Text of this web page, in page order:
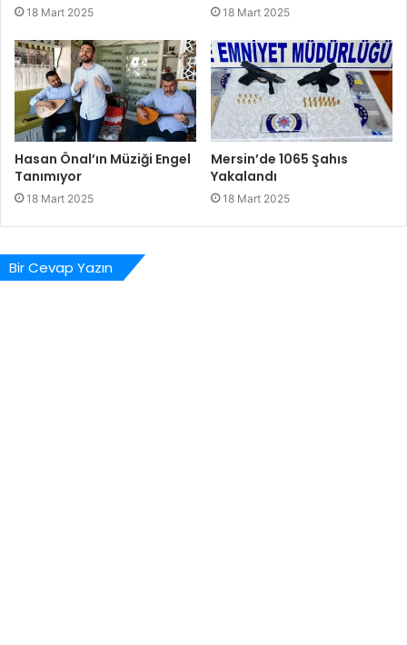
18 Mart 2025 18 Mart 2025
Hasan Önal’ın Müziği Engel
Tanımıyor
18 Mart 2025
Mersin’de 1065 Şahıs
Yakalandı
18 Mart 2025
Bir Cevap Yazın